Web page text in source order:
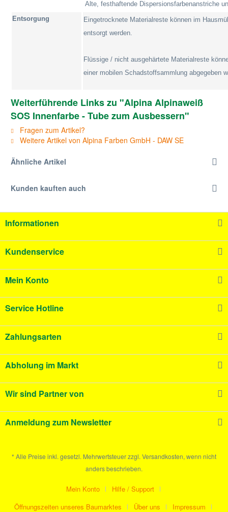
Alte, festhaftende Dispersionsfarbenanstriche
Entsorgung
Eingetrocknete Materialreste können im
entsorgt werden.
Flüssige / nicht ausgehärtete Materialreste
einer mobilen Schadstoffsammlung abgegeben
Weiterführende Links zu "Alpina Alpinaweiß
SOS Innenfarbe - Tube zum Ausbessern"
Fragen zum Artikel?
Weitere Artikel von Alpina Farben GmbH - DAW SE
Ähnliche Artikel
Kunden kauften auch
Informationen
Kundenservice
Mein Konto
Service Hotline
Zahlungsarten
Abholung im Markt
Wir sind Partner von
Anmeldung zum Newsletter
* Alle Preise inkl. gesetzl. Mehrwertsteuer zzgl. Versandkosten, wenn nicht
anders beschrieben.
Mein Konto
Hilfe / Support
Öffnungszeiten unseres Baumarktes
Über uns
Impressum